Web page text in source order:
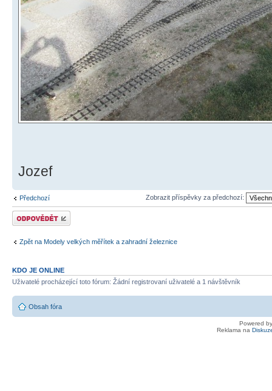
Jozef
Předchozí Zobrazit příspěvky za předchozí:
Odeslat odpověď
Zpět na Modely velkých měřítek a zahradní železnice
KDO JE ONLINE
Uživatelé procházející toto fórum: Žádní registrovaní uživatelé a 1 návštěvník
Obsah fóra
Powered
Reklama na